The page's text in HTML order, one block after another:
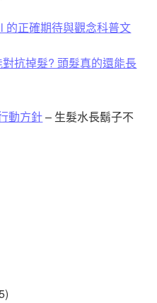
的正確期待與觀念科普文
抗掉髮? 頭髮真的還能長
動方針– 生髮水長鬍子不